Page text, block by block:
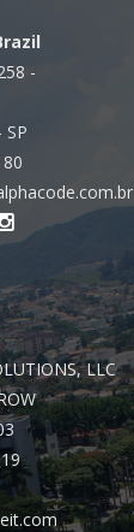
-
SP
LLC